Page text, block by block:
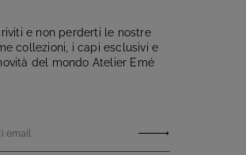
e non perderti le nostre
collezioni, i capi esclusivi e
del mondo Atelier Emé
email